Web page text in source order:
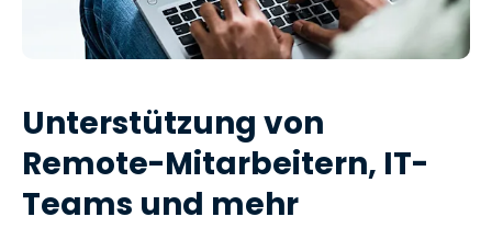
Unterstützung von
Remote-Mitarbeitern, IT-
Teams und mehr